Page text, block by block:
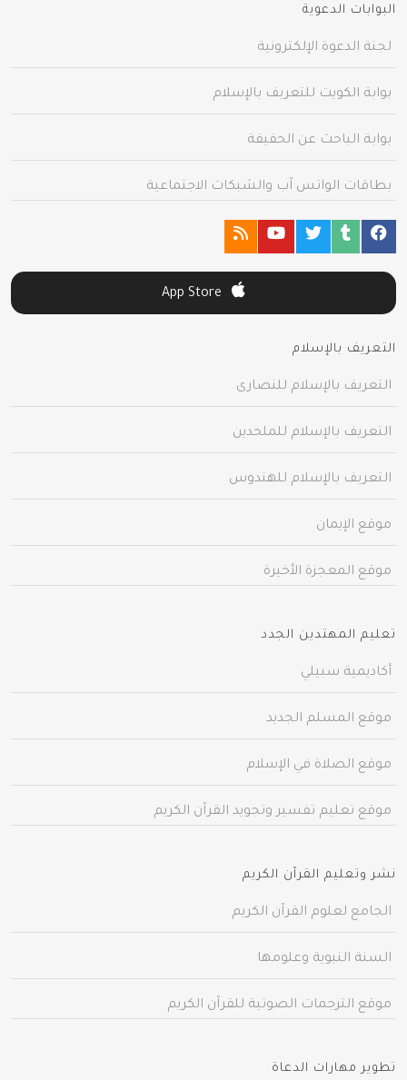
البوابات الدعوية
لجنة الدعوة الإلكترونية
بوابة الكويت للتعريف بالإسلام
بوابة الباحث عن الحقيقة
بطاقات الواتس آب والشبكات الاجتماعية
التعريف بالإسلام
التعريف بالإسلام للنصارى
التعريف بالإسلام للملحدين
التعريف بالإسلام للهندوس
موقع الإيمان
موقع المعجزة الأخيرة
تعليم المهتدين الجدد
أكاديمية سبيلي
موقع المسلم الجديد
موقع الصلاة في الإسلام
موقع تعليم تفسير وتجويد القرآن الكريم
نشر وتعليم القرآن الكريم
الجامع لعلوم القرآن الكريم
السنة النبوية وعلومها
موقع الترجمات الصوتية للقرآن الكريم
تطوير مهارات الدعاة